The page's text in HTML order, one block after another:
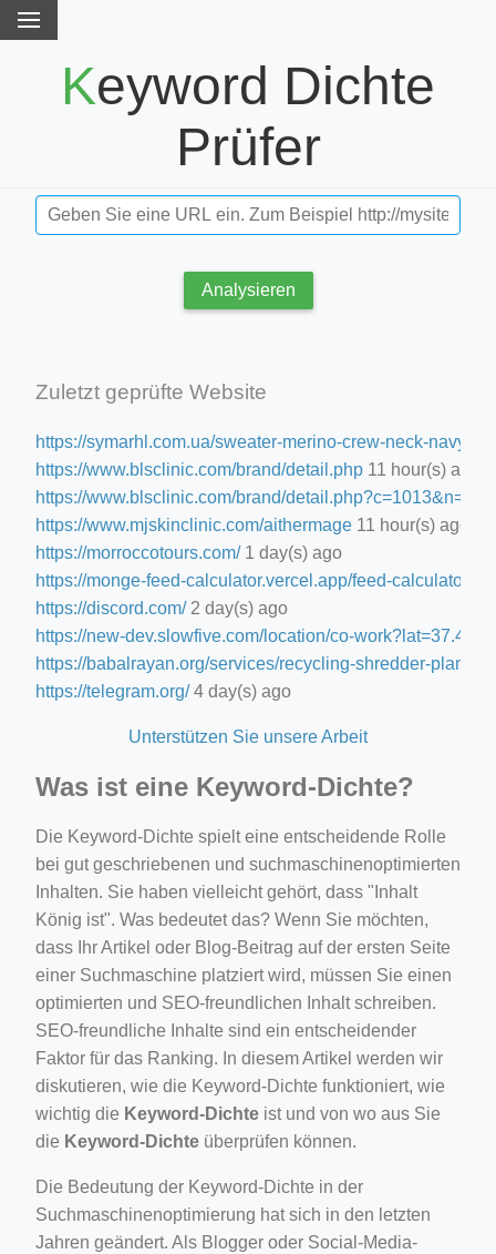
feed-calculator
Keyword Dichte
Prüfer
Analysieren
Zuletzt geprüfte Website
https://symarhl.com.ua/sweater-merino-crew-neck-navy-
https://www.blsclinic.com/brand/detail.php 11 hour(s) ago
https://www.blsclinic.com/brand/
https://www.mjskinclinic.com/aithermage 11 hour(s) ago
https://morroccotours.com/1 day(s) ago
https://monge-feed-calculator.vercel.app/feed-calculator
https://discord.com/2 day(s) ago
https://new-dev.slowfive.com/location/co-
https://babalrayan.org/services/recycling-shredder-plant-
https://telegram.org/4 day(s) ago
Unterstützen Sie unsere Arbeit
Was ist eine Keyword-Dichte?
Die Keyword-Dichte spielt eine entscheidende Rolle
bei gut geschriebenen und suchmaschinenoptimierten
Inhalten. Sie haben vielleicht gehört, dass "Inhalt
König ist". Was bedeutet das? Wenn Sie möchten,
dass Ihr Artikel oder Blog-Beitrag auf der ersten Seite
einer Suchmaschine platziert wird, müssen Sie einen
optimierten und SEO-freundlichen Inhalt schreiben.
SEO-freundliche Inhalte sind ein entscheidender
Faktor für das Ranking. In diesem Artikel werden wir
diskutieren, wie die Keyword-Dichte funktioniert, wie
wichtig die Keyword-Dichte ist und von wo aus Sie
die Keyword-Dichte überprüfen können.
Die Bedeutung der Keyword-Dichte in der
Suchmaschinenoptimierung hat sich in den letzten
Jahren geändert. Als Blogger oder Social-Media-